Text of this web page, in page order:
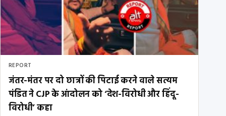
REPORT
जंतर-मंतर पर दो छात्रों की पिटाई करने वाले सत्यम
पंडित ने CJP के आंदोलन को ‘देश-विरोधी और हिंदू-
विरोधी’ कहा